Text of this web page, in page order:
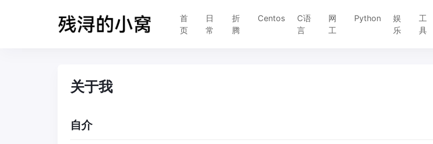
首
页
日
常
折
腾
Centos
C语
言
网
工
Python
娱
乐
工
具
关于我
自介